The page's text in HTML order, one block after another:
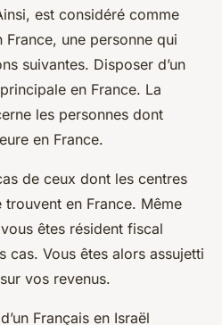
est considéré comme
une personne qui
suivantes. Disposer d’un
en France. La
les personnes dont
en France.
de ceux dont les centres
trouvent en France. Même
êtes résident fiscal
cas. Vous êtes alors assujetti
vos revenus.
Français en Israël